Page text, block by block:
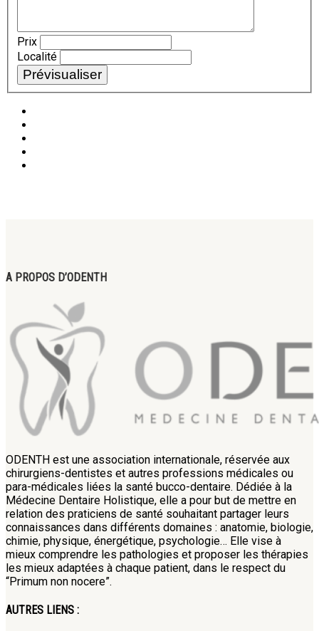
Prix
Localité
A PROPOS D’ODENTH
ODENTH est une association internationale, réservée aux
chirurgiens-dentistes et autres professions médicales ou
para-médicales liées la santé bucco-dentaire. Dédiée à la
Médecine Dentaire Holistique, elle a pour but de mettre en
relation des praticiens de santé souhaitant partager leurs
connaissances dans différents domaines : anatomie, biologie,
chimie, physique, énergétique, psychologie… Elle vise à
mieux comprendre les pathologies et proposer les thérapies
les mieux adaptées à chaque patient, dans le respect du
“Primum non nocere”.
AUTRES LIENS :